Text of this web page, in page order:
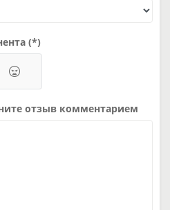
(*)
отзыв комментарием